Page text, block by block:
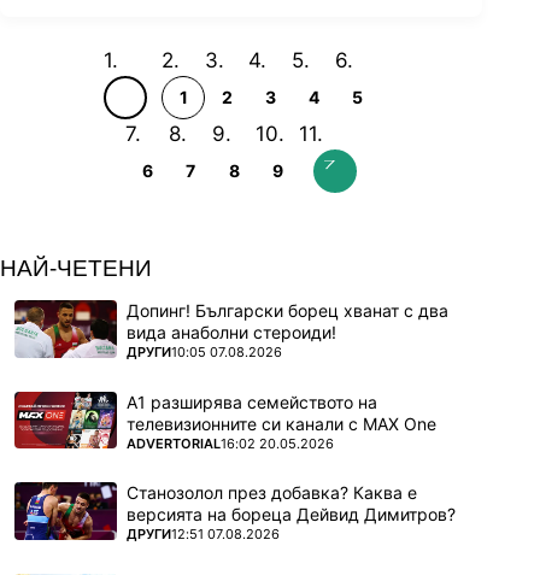
1 2 3 4 5
6 7 8 9
НАЙ-ЧЕТЕНИ
Допинг! Български борец хванат с два
вида анаболни стероиди!
ПОВЕЧЕ ОТ
ДРУГИ10:05 07.08.2026
А1 разширява семейството на
телевизионните си канали с MAX One
ПОВЕЧЕ ОТ
ADVERTORIAL16:02 20.05.2026
Станозолол през добавка? Каква е
версията на бореца Дейвид Димитров?
ПОВЕЧЕ ОТ
ДРУГИ12:51 07.08.2026